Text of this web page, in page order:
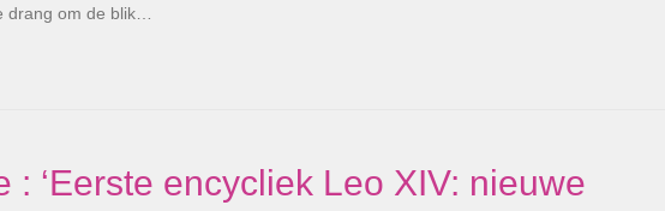
drang om de blik…
: ‘Eerste encycliek Leo XIV: nieuwe